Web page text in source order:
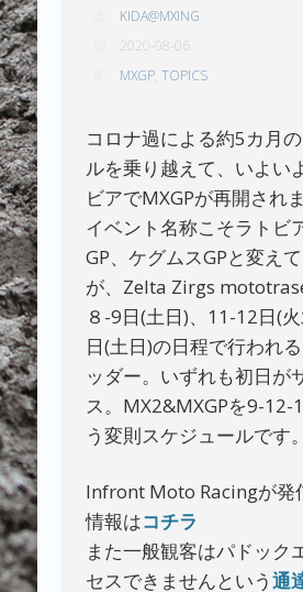
KIDA@MXING
2020-08-06
MXGP,TOPICS
コロナ過による約5カ月
ルを乗り越えて、いよい
ビアでMXGPが再開されま
イベント名称こそラトビ
GP、ケグムスGPと変え
が、Zelta Zirgs
８-9日(土日)、11-12日(
日(土日)の日程で行われ
ッダー。いずれも初日が
ス。MX2&MXGPを9-12-
う変則スケジュールです。
Infront Moto Racingが発
情報はコチラ
また一般観客はパドック
セスできませんという通